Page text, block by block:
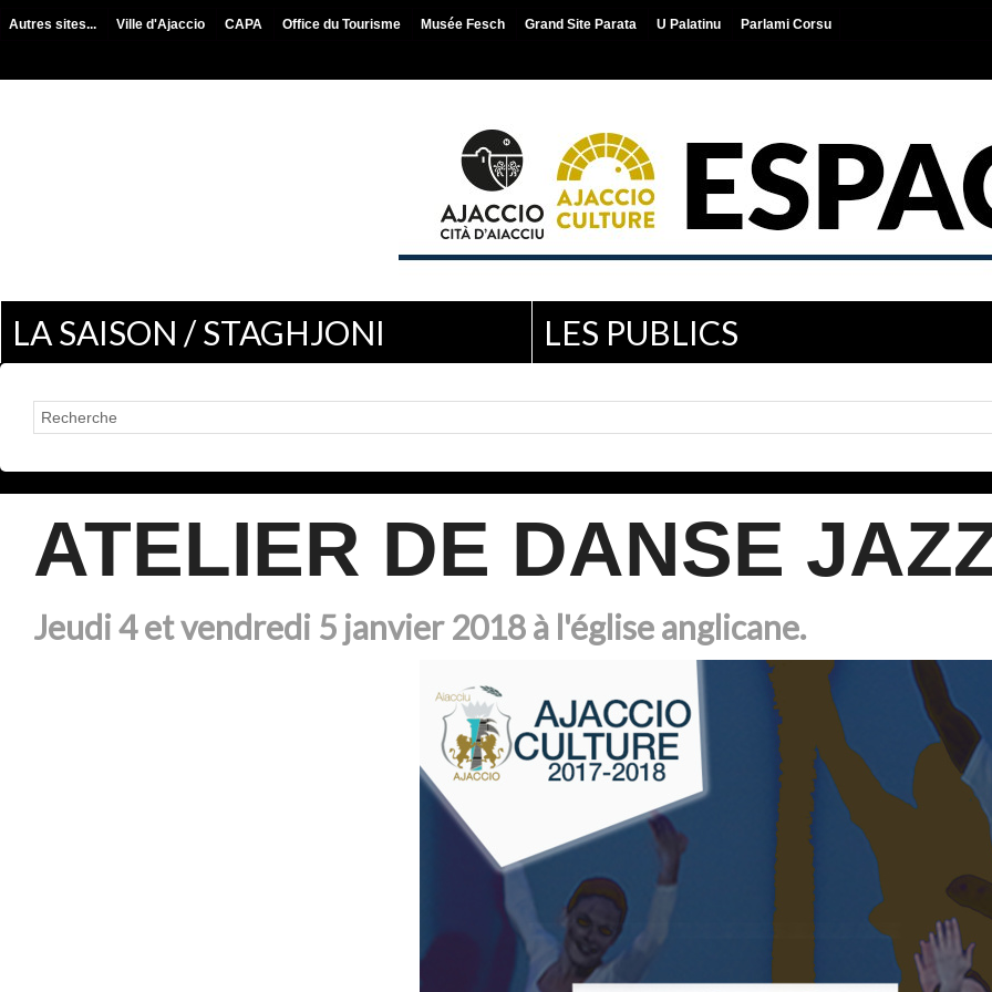
Autres sites... Ville d'Ajaccio CAPA Office du Tourisme Musée Fesch Grand Site Parata U Palatinu Parlami Corsu
LA SAISON / STAGHJONI LES PUBLICS
ATELIER DE DANSE
Jeudi 4 et vendredi 5 janvier 2018 à l'église anglicane.